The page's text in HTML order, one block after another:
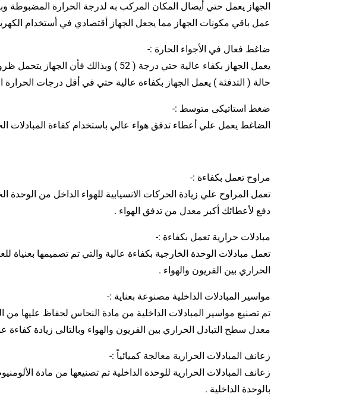
الجهاز يعمل حتي أيصال المكان المركب به لدرجة الحرارة المضبوطة
عمل باقي مكونات الجهاز مما يجعل الجهاز أقتصادي في أستخدام
ضاغط فعال في الأجواء الحارة :-
يعمل الجهاز بكفاء عالية حتي درجة (
حالة ( التدفئة ) يعمل الجهاز بكفاءة عالية حتي في أقل درجات الحرارة الخارجية
ضغط استاتيكى متوسط :-
الضاغط يعمل علي أعطاء تدفق هواء عالي باستخدام كفاءة المبادلات
مراوح تعمل بكفاءة :-
تعمل المراوح علي زيادة الحركات الانسيابية للهواء الداخل من
دفع لأعطائك أكبر معدل من تدفق الهواء .
مبادلات حرارية تعمل بكفاءة :-
تعمل مبادلات الوحدة الخارجية بكفاءة عالية والتي تم تصميمها بعنياة
الحراري بين الفريون والهواء .
مواسير المبادلات الداخلية مصنوعة بعناية :-
تم تصنيع مواسير المبادلات الداخلية من مادة النحاس لحفاظ عليها من
معدل سطح التبادل الحراري بين الفريون والهواء وبالتالي زيادة كفاءة
زعانف المبادلات الحرارية معالجة كميائياً :-
زعانف المبادلات الحرارية للوحدة الداخلية تم تصنيعها من مادة
بالوحدة الداخلية .